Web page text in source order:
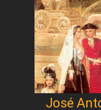
José